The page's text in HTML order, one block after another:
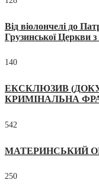
Від віолончелі до
Грузинської Церкви
140
ЕКСКЛЮЗИВ
КРИМІНАЛЬНА
542
МАТЕРИНСЬКИЙ
250